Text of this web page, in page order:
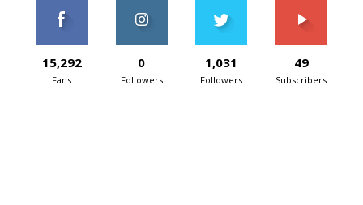
15,292
Fans
0
Followers
1,031
Followers
49
Subscribers